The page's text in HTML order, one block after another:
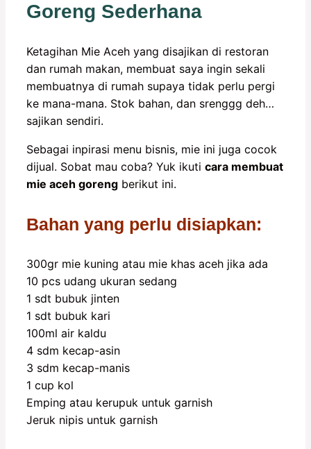
Goreng Sederhana
Ketagihan Mie Aceh yang disajikan di restoran
dan rumah makan, membuat saya ingin sekali
membuatnya di rumah supaya tidak perlu pergi
ke mana-mana. Stok bahan, dan srenggg deh…
sajikan sendiri.
Sebagai inpirasi menu bisnis, mie ini juga cocok
dijual. Sobat mau coba? Yuk ikuti cara membuat
mie aceh goreng berikut ini.
Bahan yang perlu disiapkan:
300gr mie kuning atau mie khas aceh jika ada
10 pcs udang ukuran sedang
1 sdt bubuk jinten
1 sdt bubuk kari
100ml air kaldu
4 sdm kecap-asin
3 sdm kecap-manis
1 cup kol
Emping atau kerupuk untuk garnish
Jeruk nipis untuk garnish